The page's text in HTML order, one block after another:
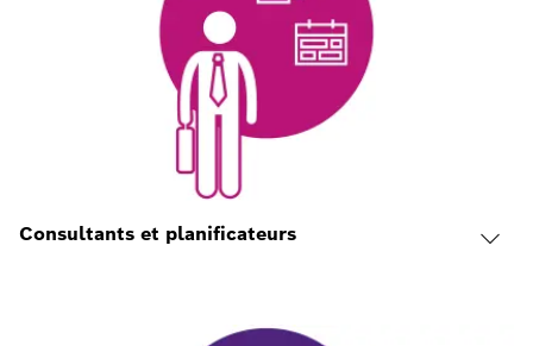
Consultants et planificateurs